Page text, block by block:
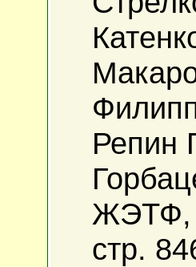
Репин
ЖЭТФ,
стр.